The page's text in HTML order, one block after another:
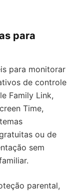
para
para monitorar
de controle
Family Link,
Time,
ou de
sem
parental,